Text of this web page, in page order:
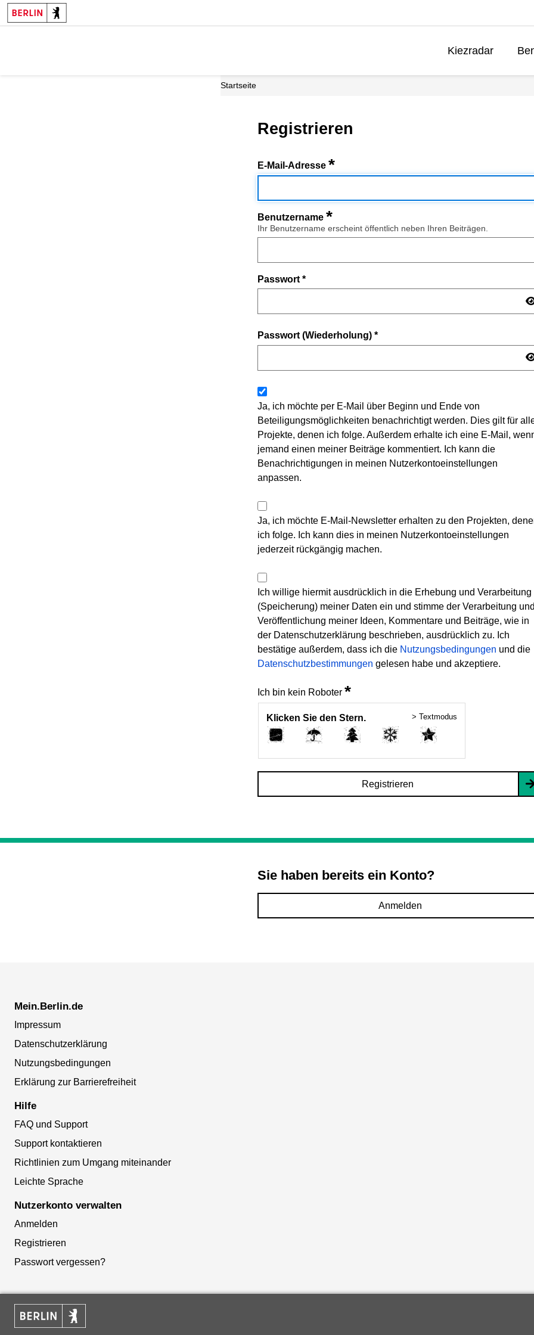
Kiezradar
Startseite
Registrieren
E-Mail-Adresse *
Benutzername *
Ihr Benutzername erscheint öffentlich neben Ihren Beiträgen.
Passwort *
Passwort (Wiederholung) *
Ja, ich möchte per E-Mail über Beginn und Ende von
Beteiligungsmöglichkeiten benachrichtigt werden. Dies gilt für
Projekte, denen ich folge. Außerdem erhalte ich eine E-Mail,
jemand einen meiner Beiträge kommentiert. Ich kann die
Benachrichtigungen in meinen Nutzerkontoeinstellungen
anpassen.
Ja, ich möchte E-Mail-Newsletter erhalten zu den Projekten,
ich folge. Ich kann dies in meinen Nutzerkontoeinstellungen
jederzeit rückgängig machen.
Ich willige hiermit ausdrücklich in die Erhebung und Verarbeitung
(Speicherung) meiner Daten ein und stimme der Verarbeitung und
Veröffentlichung meiner Ideen, Kommentare und Beiträge, wie in
der Datenschutzerklärung beschrieben, ausdrücklich zu. Ich
bestätige außerdem, dass ich die Nutzungsbedingungen und die
Datenschutzbestimmungen gelesen habe und akzeptiere.
Ich bin kein Roboter *
Klicken Sie den Stern. > Textmodus
Registrieren
Sie haben bereits ein Konto?
Anmelden
Mein.Berlin.de
Impressum
Datenschutzerklärung
Nutzungsbedingungen
Erklärung zur Barrierefreiheit
Hilfe
FAQ und Support
Support kontaktieren
Richtlinien zum Umgang miteinander
Leichte Sprache
Nutzerkonto verwalten
Anmelden
Registrieren
Passwort vergessen?